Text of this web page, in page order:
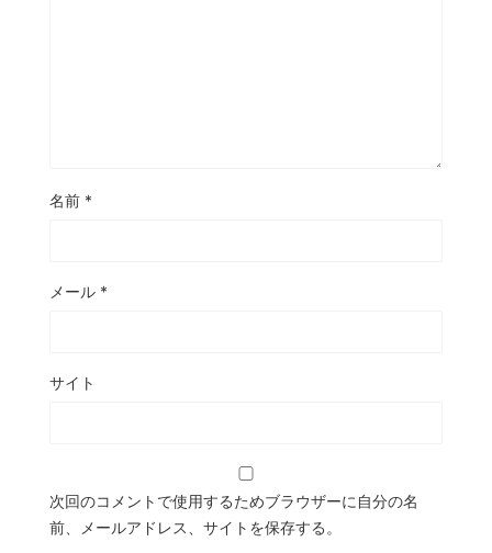
名前 *
メール *
サイト
次回のコメントで使用するためブラウザーに自分の名
前、メールアドレス、サイトを保存する。